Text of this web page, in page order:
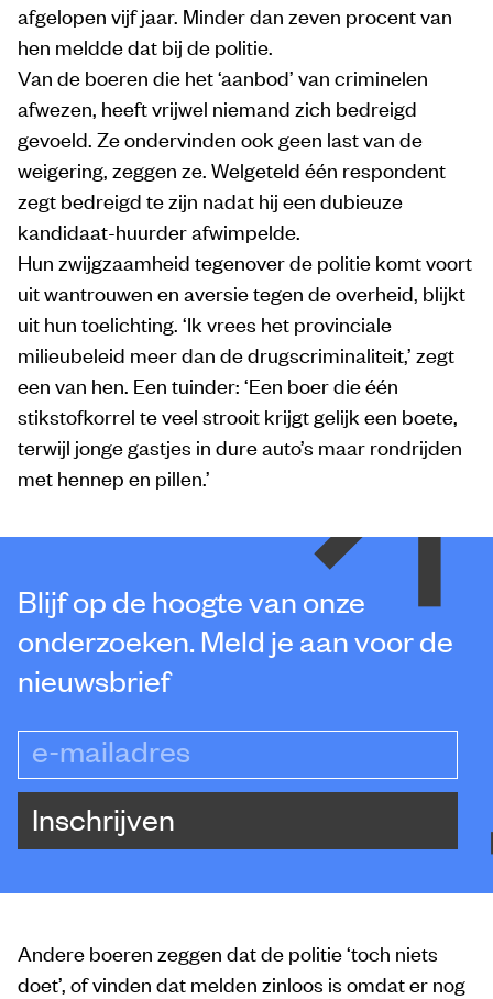
afgelopen vijf jaar. Minder dan zeven procent van
hen meldde dat bij de politie.
Van de boeren die het ‘aanbod’ van criminelen
afwezen, heeft vrijwel niemand zich bedreigd
gevoeld. Ze ondervinden ook geen last van de
weigering, zeggen ze. Welgeteld één respondent
zegt bedreigd te zijn nadat hij een dubieuze
kandidaat-huurder afwimpelde.
Hun zwijgzaamheid tegenover de politie komt voort
uit wantrouwen en aversie tegen de overheid, blijkt
uit hun toelichting. ‘Ik vrees het provinciale
milieubeleid meer dan de drugscriminaliteit,’ zegt
een van hen. Een tuinder: ‘Een boer die één
stikstofkorrel te veel strooit krijgt gelijk een boete,
terwijl jonge gastjes in dure auto’s maar rondrijden
met hennep en pillen.’
Blijf op de hoogte van onze
onderzoeken. Meld je aan voor de
nieuwsbrief
e-mailadres
Inschrijven
Andere boeren zeggen dat de politie ‘toch niets
doet’, of vinden dat melden zinloos is omdat er nog